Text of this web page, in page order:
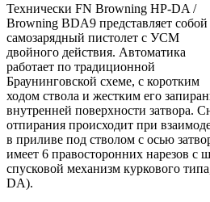
Технически FN Browning HP-DA /
Browning BDA9 представляет собой
самозарядный пистолет с УСМ
двойного действия. Автоматика
работает по традиционной
Браунинговской схеме, с коротким
ходом ствола и жестким его
внутренней поверхности затвора.
отпирания происходит при
в приливе под стволом с осью
имеет 6 правосторонних нарезов с
спусковой механизм куркового
DA).